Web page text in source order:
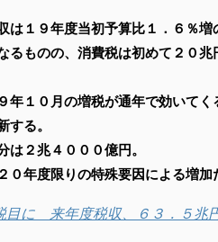
は１９年度当初予算比１．６％増
るものの、消費税は初めて２０
年１０月の増税が通年で効いて
する。
２兆４０００億円。
０年度限りの特殊要因による増加
目に 来年度税収、６３．５兆